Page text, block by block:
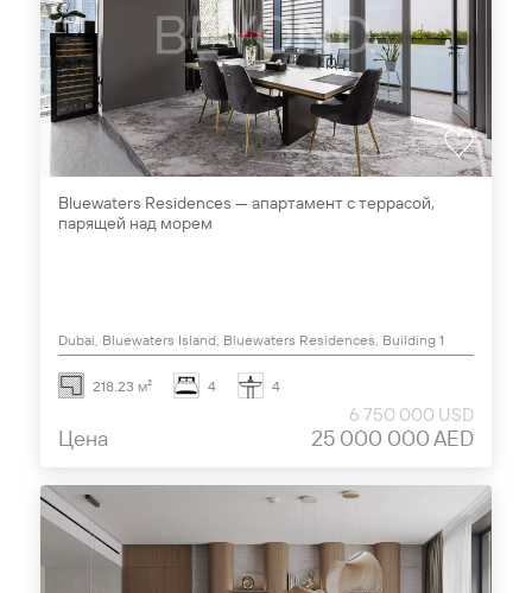
Bluewaters Residences — апартамент с террасой,
парящей над морем
Dubai, Bluewaters Island, Bluewaters Residences, Building 1
218.23 м² 4 4
Цена
6 750 000 USD
25 000 000 AED